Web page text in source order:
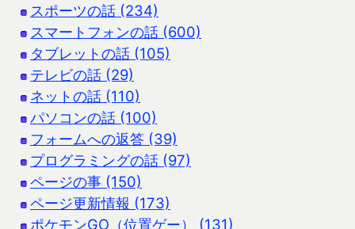
スポーツの話 (234)
スマートフォンの話 (600)
タブレットの話 (105)
テレビの話 (29)
ネットの話 (110)
パソコンの話 (100)
フォームへの返答 (39)
プログラミングの話 (97)
ページの事 (150)
ページ更新情報 (173)
ポケモンGO（位置ゲー） (131)